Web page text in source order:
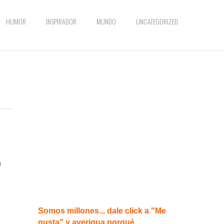
HUMOR INSPIRADOR MUNDO UNCATEGORIZED
Somos millones... dale click a "Me
gusta" y averigua porqué